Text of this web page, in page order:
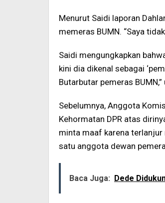
Menurut Saidi laporan
memeras BUMN. “Saya
Saidi mengungkapkan
kini dia dikenal sebagai
Butarbutar pemeras BUMN,”
Sebelumnya, Anggota
Kehormatan DPR atas
minta maaf karena terlanjur
satu anggota dewan
Baca Juga: Dede